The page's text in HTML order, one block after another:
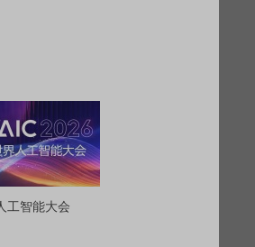
工智能大会